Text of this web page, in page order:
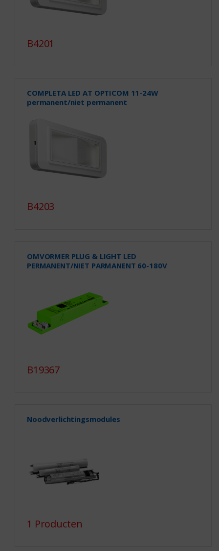
B4201
COMPLETA LED AT OPTICOM 11-24W
permanent/niet permanent
B4203
OMVORMER PLUG & LIGHT LED
PERMANENT/NIET PARMANENT 60-180V
B19367
Noodverlichtingsmodules
1 Producten